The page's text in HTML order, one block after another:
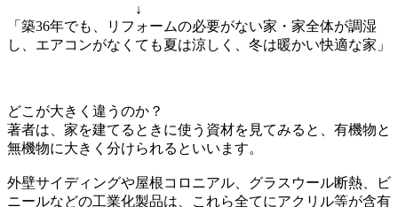
↓
「築36年でも、リフォームの必要がない家・家全体が調湿
し、エアコンがなくても夏は涼しく、冬は暖かい快適な家」
どこが大きく違うのか？
著者は、家を建てるときに使う資材を見てみると、有機物と
無機物に大きく分けられるといいます。
外壁サイディングや屋根コロニアル、グラスウール断熱、ビ
ニールなどの工業化製品は、これら全てにアクリル等が含有